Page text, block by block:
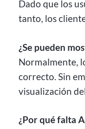
Dado que los
tanto, los
¿Se pueden
Normalmente,
correcto. Sin
visualización
¿Por qué falta